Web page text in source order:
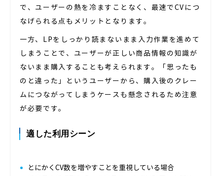
で、ユーザーの熱を冷ますことなく、最速でCVにつ
なげられる点もメリットとなります。
一方、LPをしっかり読まないまま入力作業を進めて
しまうことで、ユーザーが正しい商品情報の知識が
ないまま購入することも考えられます。「思ったも
のと違った」というユーザーから、購入後のクレー
ムにつながってしまうケースも懸念されるため注意
が必要です。
適した利用シーン
とにかくCV数を増やすことを重視している場合